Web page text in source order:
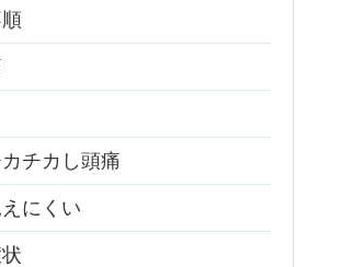
チカし頭痛
にくい